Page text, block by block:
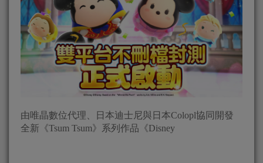
由唯晶數位代理、日本迪士尼與日本Colopl協同開發
全新《Tsum Tsum》系列作品《Disney